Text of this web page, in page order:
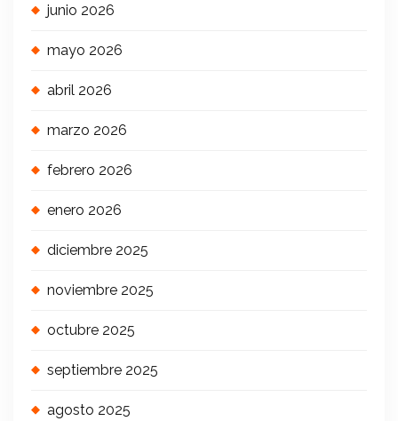
junio 2026
mayo 2026
abril 2026
marzo 2026
febrero 2026
enero 2026
diciembre 2025
noviembre 2025
octubre 2025
septiembre 2025
agosto 2025